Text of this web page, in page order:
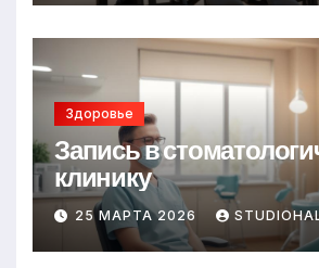
Здоровье
Запись в
клинику
25 МАРТА 2026